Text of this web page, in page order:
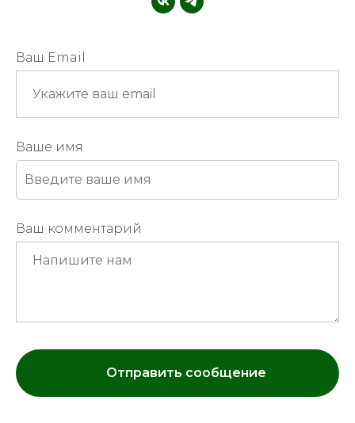
Ваш Email
Ваше имя
Ваш комментарий
Отправить сообщение